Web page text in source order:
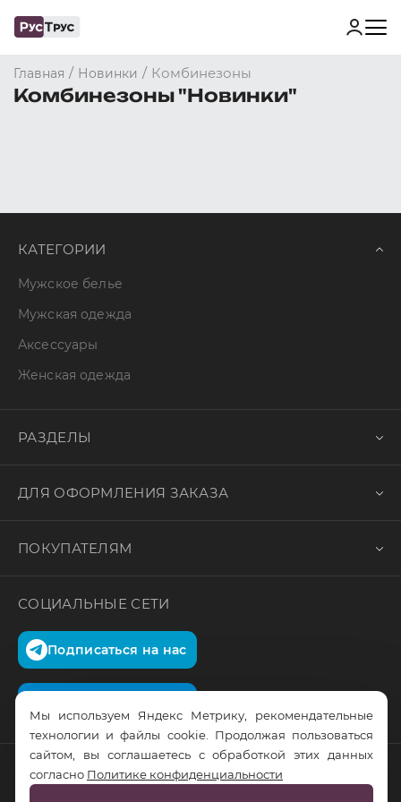
Главная / Новинки / Комбинезоны
Комбинезоны "Новинки"
КАТЕГОРИИ
Мужское белье
Мужская одежда
Аксессуары
Женская одежда
РАЗДЕЛЫ
ДЛЯ ОФОРМЛЕНИЯ ЗАКАЗА
ПОКУПАТЕЛЯМ
СОЦИАЛЬНЫЕ СЕТИ
Подписаться на нас
© RusTrus. 2011-2026. Все права защищены
Мы используем Яндекс Метрику, рекомендательные
технологии и файлы cookie. Продолжая пользоваться
сайтом, вы соглашаетесь с обработкой этих данных
согласно Политике конфиденциальности